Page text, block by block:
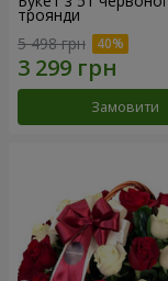
троянди
5 498 грн
Замовити